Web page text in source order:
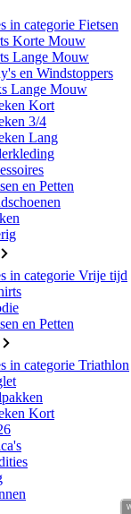
in categorie Fietsen
Korte Mouw
Lange Mouw
en Windstoppers
Lange Mouw
Kort
3/4
Lang
en Petten
in categorie Vrije tijd
en Petten
in categorie Triathlon
Kort